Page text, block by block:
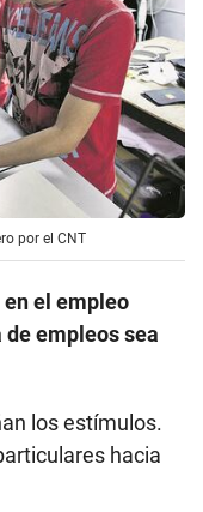
por el CNT
el empleo
empleos sea
los estímulos.
hacia
venía marcado
¿Cómo impactará
para